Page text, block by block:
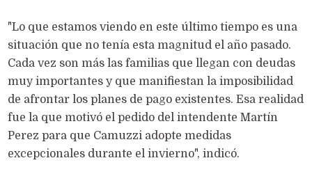
"Lo que estamos viendo en este último tiempo es una
situación que no tenía esta magnitud el año pasado.
Cada vez son más las familias que llegan con deudas
muy importantes y que manifiestan la imposibilidad
de afrontar los planes de pago existentes. Esa realidad
fue la que motivó el pedido del intendente Martín
Perez para que Camuzzi adopte medidas
excepcionales durante el invierno", indicó.